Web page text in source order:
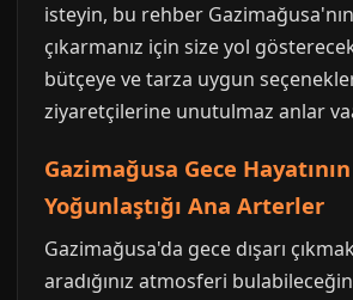
isteyin, bu rehber
çıkarmanız için size yol
bütçeye ve tarza uygun
ziyaretçilerine unutulmaz anlar
Gazimağusa Gece Hayatının
Yoğunlaştığı Ana Arterler
Gazimağusa'da gece dışarı
aradığınız atmosferi